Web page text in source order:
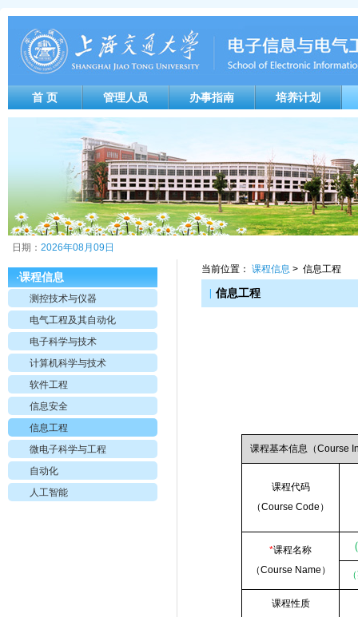
首 页 管理人员 办事指南 培养计划
日期： 2026年08月09日
·课程信息
测控技术与仪器
电气工程及其自动化
电子科学与技术
计算机科学与技术
软件工程
信息安全
信息工程
微电子科学与工程
自动化
人工智能
当前位置：课程信息 > 信息工程
信息工程
课程基本信息（Course
课程代码
（Course Code ）
*课程名称
（Course Name ）
课程性质